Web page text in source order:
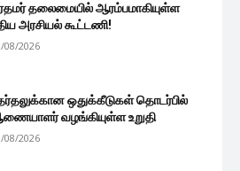
தலைமையில் ஆரம்பமாகியுள்ள
அரசியல் கூட்டணி!
08/2026
ஒதுக்கீடுகள் தொடர்பில்
வழங்கியுள்ள உறுதி
08/2026